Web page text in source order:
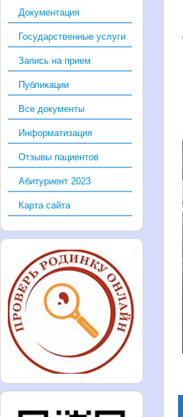
Документация
Государственные услуги
Запись на прием
Публикации
Все документы
Информатизация
Отзывы пациентов
Абитуриент 2023
Карта сайта